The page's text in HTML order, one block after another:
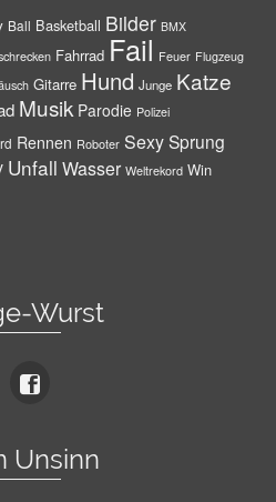
Ball Basketball Bilder BMX
Fahrrad Fail Feuer Flugzeug
Gitarre Hund Junge Katze
Musik Parodie Polizei
Rennen Roboter SexySprung
Unfall Wasser Weltrekord Win
Wurst
Unsinn